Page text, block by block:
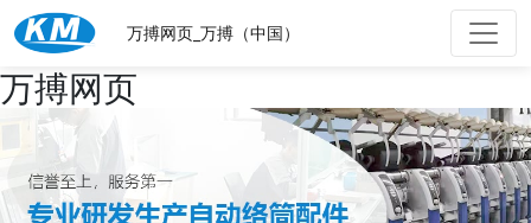
万搏网页
万搏网页_万搏（中国）